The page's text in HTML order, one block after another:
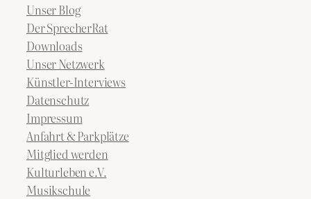
Unser Blog
Der SprecherRat
Downloads
Unser Netzwerk
Künstler-Interviews
Datenschutz
Impressum
Anfahrt & Parkplätze
Mitglied werden
Kulturleben e.V.
Musikschule